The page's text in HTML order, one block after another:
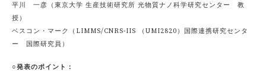
平川 一彦（東京大学 生産技術研究所 光物質ナノ科学研究センター 教
授）
ベスコン・マーク（LIMMS/CNRS-IIS （UMI2820）国際連携研究センタ
ー 国際研究員）
○発表のポイント：